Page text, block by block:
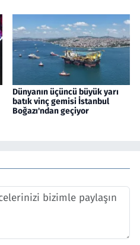
Dünyanın üçüncü büyük yarı
batık vinç gemisi İstanbul
Boğazı'ndan geçiyor